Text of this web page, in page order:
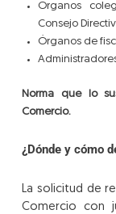
Órganos
Consejo
Órganos de
Norma que lo
Comercio.
¿Dónde y cómo
La solicitud de
Comercio con